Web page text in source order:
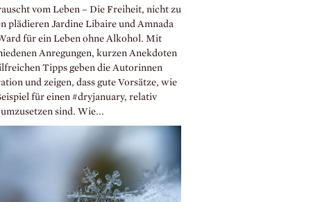
vom Leben – Die Freiheit, nicht zu
plädieren Jardine Libaire und Amnada
für ein Leben ohne Alkohol. Mit
Anregungen, kurzen Anekdoten
Tipps geben die Autorinnen
und zeigen, dass gute Vorsätze, wie
für einen #dryjanuary, relativ
sind. Wie...